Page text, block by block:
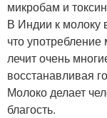
микробам и
В Индии к молоку
что
лечит очень
восстанавливая
Молоко делает
благость.